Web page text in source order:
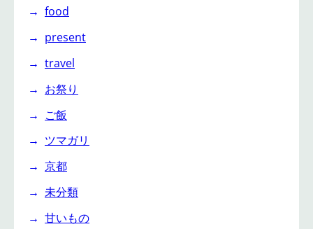
food
present
travel
お祭り
ご飯
ツマガリ
京都
未分類
甘いもの